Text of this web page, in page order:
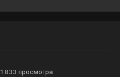
1 833 просмотра